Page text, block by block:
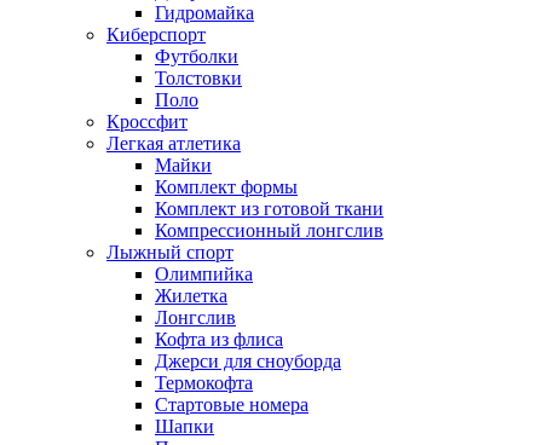
Гидромайка
Киберспорт
Футболки
Толстовки
Поло
Кроссфит
Легкая атлетика
Майки
Комплект формы
Комплект из готовой ткани
Компрессионный лонгслив
Лыжный спорт
Олимпийка
Жилетка
Лонгслив
Кофта из флиса
Джерси для сноуборда
Термокофта
Стартовые номера
Шапки